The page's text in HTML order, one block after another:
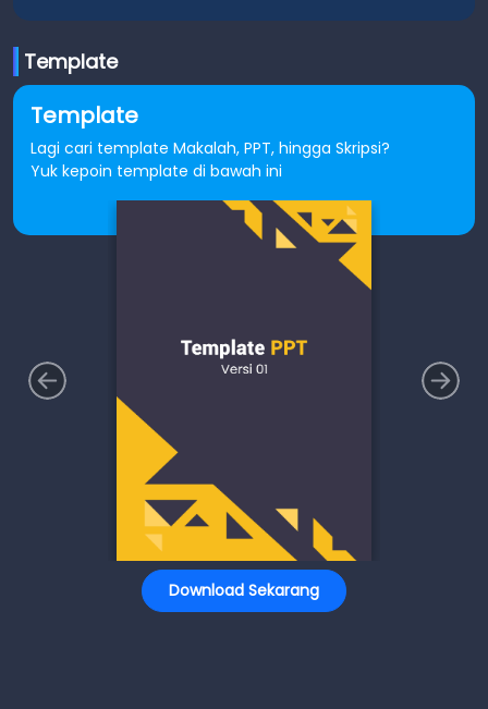
Template
Template
Lagi cari template Makalah, PPT, hingga Skripsi?
Yuk kepoin template di bawah ini
Download Sekarang